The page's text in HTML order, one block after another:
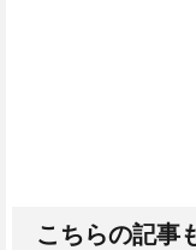
こちらの記事